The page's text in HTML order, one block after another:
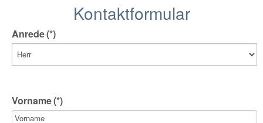
Kontaktformular
Anrede(*)
Vorname(*)